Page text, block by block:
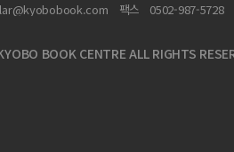
팩스 0502-987-5728
BOOK CENTRE ALL RIGHTS